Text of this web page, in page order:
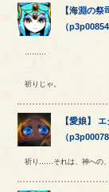
【海淵の祭
（
祈りじゃ。
【愛娘】 エ
（
祈り……それは、神への、